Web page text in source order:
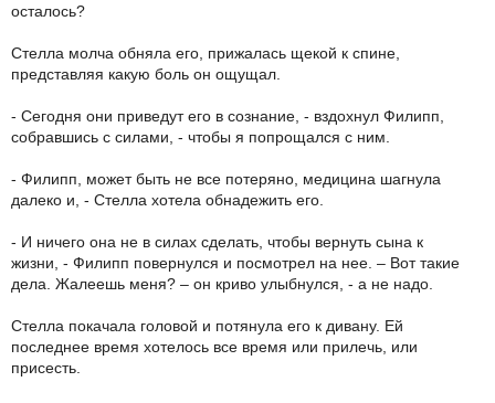
осталось?
Стелла молча обняла его, прижалась щекой к спине,
представляя какую боль он ощущал.
- Сегодня они приведут его в сознание, - вздохнул Филипп,
собравшись с силами, - чтобы я попрощался с ним.
- Филипп, может быть не все потеряно, медицина шагнула
далеко и, - Стелла хотела обнадежить его.
- И ничего она не в силах сделать, чтобы вернуть сына к
жизни, - Филипп повернулся и посмотрел на нее. – Вот такие
дела. Жалеешь меня? – он криво улыбнулся, - а не надо.
Стелла покачала головой и потянула его к дивану. Ей
последнее время хотелось все время или прилечь, или
присесть.